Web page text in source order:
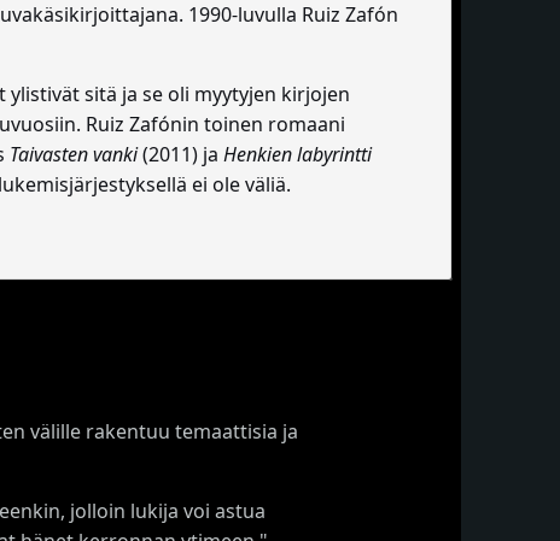
1990-luvulla Ruiz Zafón
ylistivät sitä ja se oli myytyjen kirjojen
Ruiz Zafónin toinen romaani
Taivasten vanki(2011) ja Henkien labyrintti
ei ole väliä.
välille rakentuu temaattisia ja
jolloin lukija voi astua